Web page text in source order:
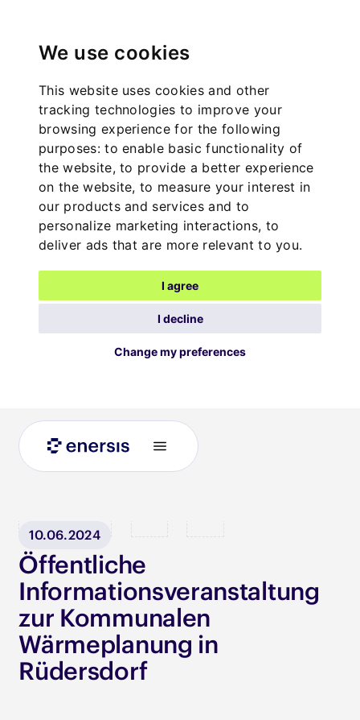
We use cookies
This website uses cookies and other
tracking technologies to improve your
browsing experience for the following
purposes:to enable basic functionality of
the website,to provide a better experience
on the website,to measure your interest in
our products and services and to
personalize marketing interactions, to
deliver ads that are more relevant to you.
I agree
I decline
Change my preferences
Blog
10.06.2024
Öffentliche
Informationsveranstaltung
zur Kommunalen
Wärmeplanung in
Rüdersdorf